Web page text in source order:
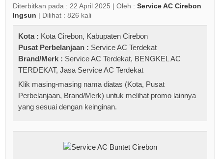
Diterbitkan pada : 22 April 2025 | Oleh : Service AC Cirebon
Ingsun | Dilihat : 826 kali
Kota : Kota Cirebon, Kabupaten Cirebon
Pusat Perbelanjaan : Service AC Terdekat
Brand/Merk : Service AC Terdekat, BENGKEL AC
TERDEKAT, Jasa Service AC Terdekat
Klik masing-masing nama diatas (Kota, Pusat
Perbelanjaan, Brand/Merk) untuk melihat promo lainnya
yang sesuai dengan keinginan.